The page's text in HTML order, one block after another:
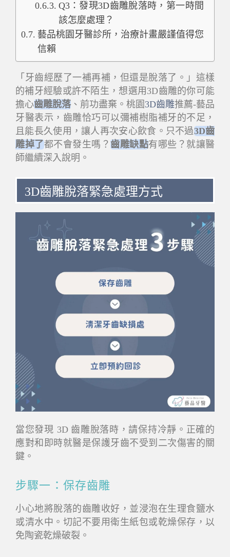
Q3：發現3D齒雕脫落時，第一時間
該怎麼處理？
藝品桃園牙醫診所，治療計畫嚴謹值得您
信賴
「牙齒經歷了一補再補，但還是脫落了。」這樣
的補牙經驗或許不陌生，想選用3D齒雕的你可能
擔心齒雕脫落、前功盡棄。桃園 3D齒雕推薦-藝品
牙醫表示，齒雕恰巧可以彌補樹脂補牙的不足，
且能長久使用，讓人再次安心飲食。只不過3D齒
雕掉了都不會發生嗎？ 齒雕缺點有哪些？就讓醫
師繼續深入說明。
3D齒雕脫落緊急處理方式
當您發現 3D 齒雕脫落時，請保持冷靜。正確的
應對和即時就醫是保護牙齒不受到二次傷害的關
鍵。
步驟一：保存齒雕
小心地將脫落的齒雕收好，並浸泡在生理食鹽水
或清水中。切記不要用衛生紙包或乾燥保存，以
免陶瓷乾燥破裂。